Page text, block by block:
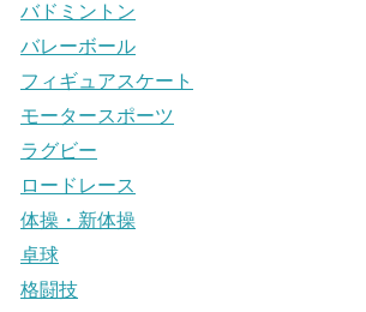
バドミントン
バレーボール
フィギュアスケート
モータースポーツ
ラグビー
ロードレース
体操・新体操
卓球
格闘技